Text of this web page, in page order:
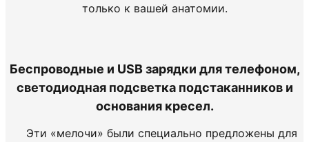
только к вашей анатомии.
Беспроводные и USB зарядки для телефоном,
светодиодная подсветка подстаканников и
основания кресел.
Эти «мелочи» были специально предложены для